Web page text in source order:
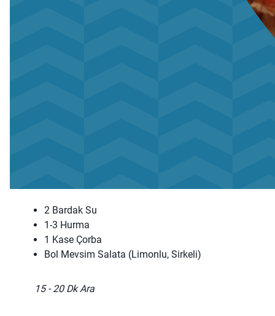
2 Bardak Su
1-3 Hurma
1 Kase Çorba
Bol Mevsim Salata (Limonlu, Sirkeli)
15 - 20 Dk Ara